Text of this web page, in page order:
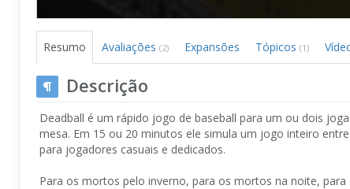
Resumo Avaliações (2) Expansões Tópicos (1)
Descrição
Deadball é um rápido jogo de baseball para um ou dois
mesa. Em 15 ou 20 minutos ele simula um jogo inteiro
para jogadores casuais e dedicados.
Para os mortos pelo inverno, para os mortos na noite,